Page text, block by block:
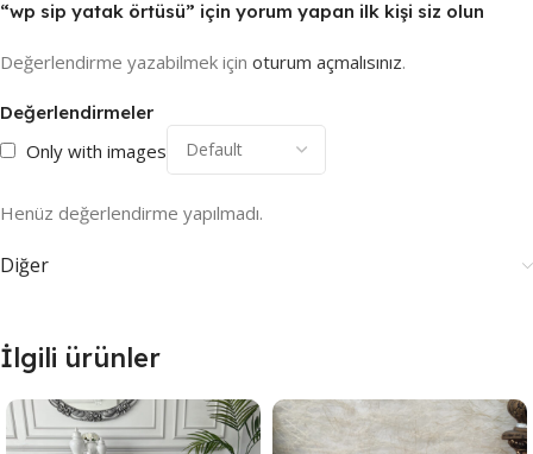
Değerlendirmeler
Only with images
Henüz değerlendirme yapılmadı.
“wp sip yatak örtüsü” için yorum yapan ilk kişi siz olun
Değerlendirme yazabilmek için oturum açmalısınız.
Diğer
İlgili ürünler